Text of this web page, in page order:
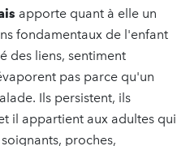
apporte quant à elle un
fondamentaux de l'enfant
des liens, sentiment
pas parce qu'un
Ils persistent, ils
il appartient aux adultes qui
proches,